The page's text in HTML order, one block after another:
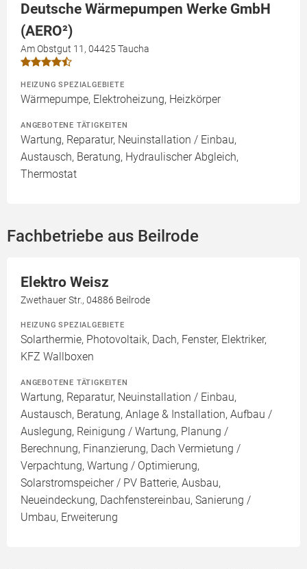
Deutsche Wärmepumpen Werke GmbH
(AERO²)
Am Obstgut 11, 04425 Taucha
HEIZUNG SPEZIALGEBIETE
Wärmepumpe, Elektroheizung, Heizkörper
ANGEBOTENE TÄTIGKEITEN
Wartung, Reparatur, Neuinstallation / Einbau,
Austausch, Beratung, Hydraulischer Abgleich,
Thermostat
Fachbetriebe aus Beilrode
Elektro Weisz
Zwethauer Str., 04886 Beilrode
HEIZUNG SPEZIALGEBIETE
Solarthermie, Photovoltaik, Dach, Fenster, Elektriker,
KFZ Wallboxen
ANGEBOTENE TÄTIGKEITEN
Wartung, Reparatur, Neuinstallation / Einbau,
Austausch, Beratung, Anlage & Installation, Aufbau /
Auslegung, Reinigung / Wartung, Planung /
Berechnung, Finanzierung, Dach Vermietung /
Verpachtung, Wartung / Optimierung,
Solarstromspeicher / PV Batterie, Ausbau,
Neueindeckung, Dachfenstereinbau, Sanierung /
Umbau, Erweiterung